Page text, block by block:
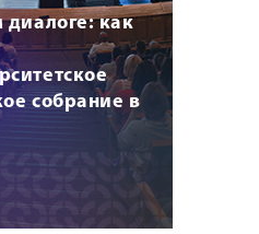
как
собрание в